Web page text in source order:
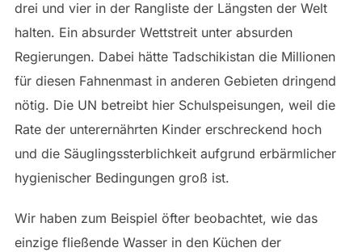
drei und vier in der Rangliste der Längsten der Welt
halten. Ein absurder Wettstreit unter absurden
Regierungen. Dabei hätte Tadschikistan die Millionen
für diesen Fahnenmast in anderen Gebieten dringend
nötig. Die UN betreibt hier Schulspeisungen, weil die
Rate der unterernährten Kinder erschreckend hoch
und die Säuglingssterblichkeit aufgrund erbärmlicher
hygienischer Bedingungen groß ist.
Wir haben zum Beispiel öfter beobachtet, wie das
einzige fließende Wasser in den Küchen der